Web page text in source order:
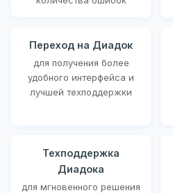
Переход на Диадок
для получения более
удобного интерфейса и
лучшей техподдержки
Техподдержка
Диадока
для мгновенного решения